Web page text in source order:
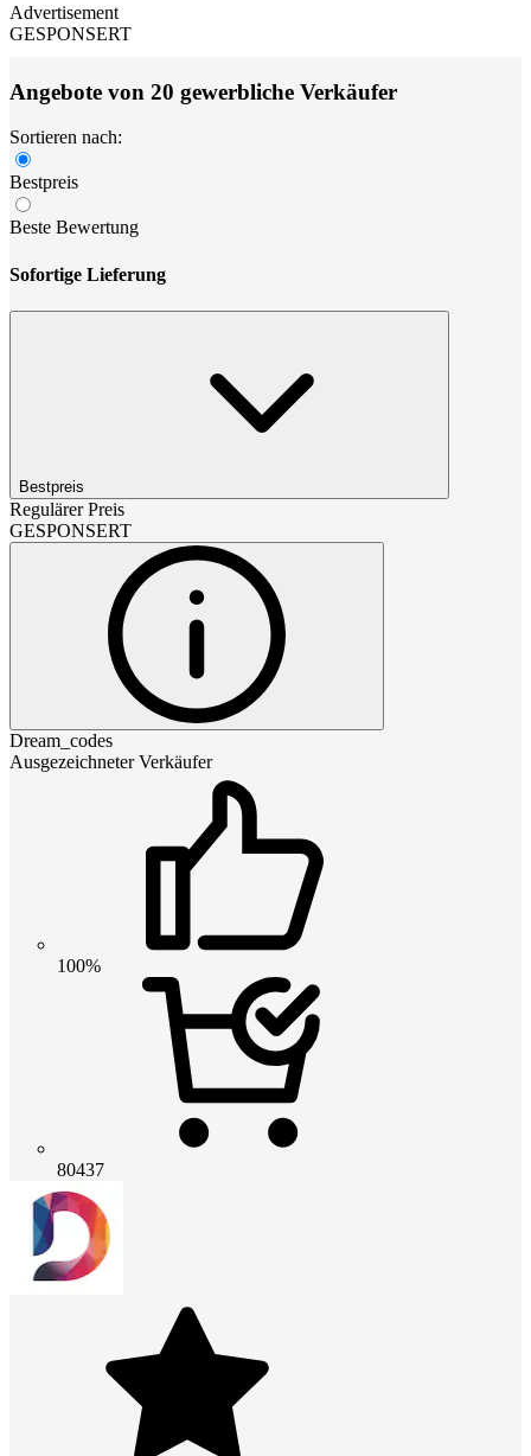
Advertisement
GESPONSERT
Angebote von 20 gewerbliche Verkäufer
Sortieren nach:
Bestpreis
Beste Bewertung
Sofortige Lieferung
Bestpreis
Regulärer Preis
GESPONSERT
Dream_codes
Ausgezeichneter Verkäufer
100%
80437